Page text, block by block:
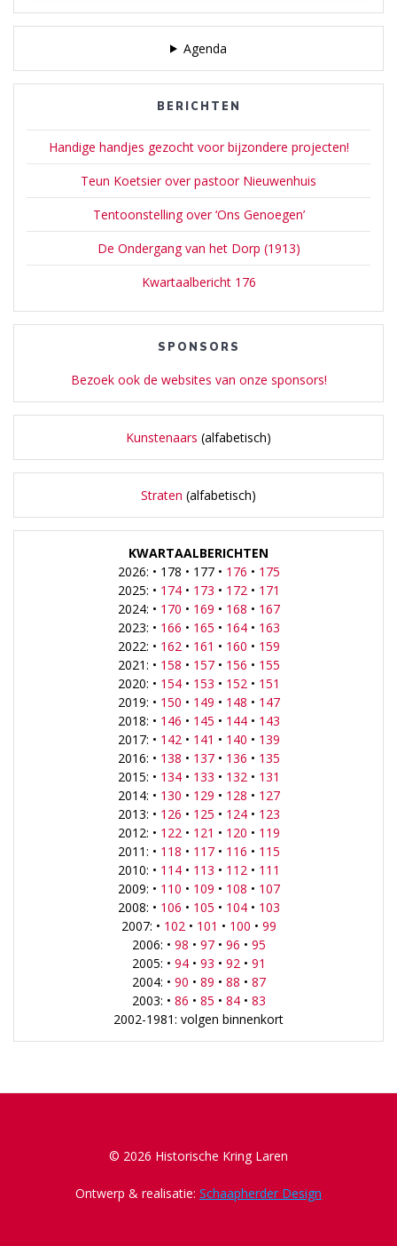
Agenda
BERICHTEN
Handige handjes gezocht voor bijzondere projecten!
Teun Koetsier over pastoor Nieuwenhuis
Tentoonstelling over ‘Ons Genoegen’
De Ondergang van het Dorp (1913)
Kwartaalbericht 176
SPONSORS
Bezoek ook de websites van onze sponsors!
Kunstenaars (alfabetisch)
Straten (alfabetisch)
KWARTAALBERICHTEN
2026: • 178 • 177 • 176 • 175
2025: • 174• 173 • 172 • 171
2024: • 170 • 169 • 168 • 167
2023: • 166 • 165 • 164• 163
2022: • 162 • 161 • 160 • 159
2021: • 158 • 157• 156 • 155
2020: • 154• 153 • 152 • 151
2019: • 150 • 149 • 148 • 147
2018: • 146 • 145 • 144• 143
2017: • 142 • 141 • 140 • 139
2016: • 138 • 137• 136 • 135
2015: • 134• 133 • 132 • 131
2014: • 130 • 129 • 128 • 127
2013: • 126 • 125 • 124• 123
2012: • 122 • 121 • 120 • 119
2011: • 118 • 117• 116 • 115
2010: • 114• 113 • 112 • 111
2009: • 110 • 109 • 108 • 107
2008: • 106 • 105 • 104• 103
2007: • 102 • 101 • 100 • 99
2006: • 98 • 97• 96 • 95
2005: • 94• 93 • 92 • 91
2004: • 90 • 89 • 88 • 87
2003: • 86 • 85 • 84• 83
2002-1981: volgen binnenkort
© 2026 Historische Kring Laren
Ontwerp & realisatie: Schaapherder Design